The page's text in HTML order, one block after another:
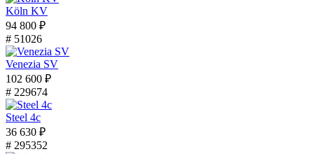
Köln KV
94 800 ₽
# 51026
Venezia SV
102 600 ₽
# 229674
Steel 4с
36 630 ₽
# 295352